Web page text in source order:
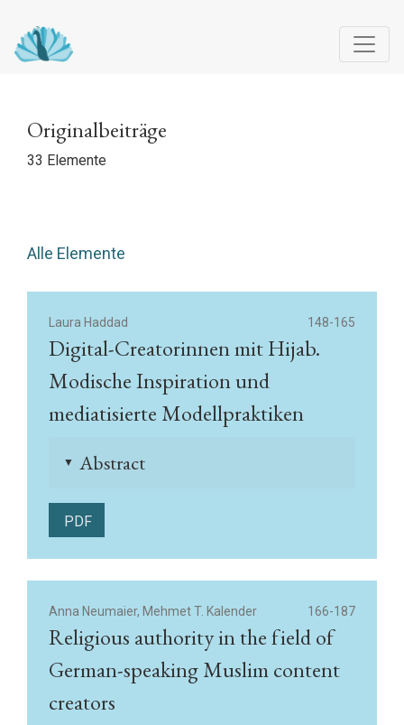
Originalbeiträge
Originalbeiträge
33 Elemente
Alle Elemente
Laura Haddad 148-165
Digital-Creatorinnen mit Hijab.
Modische Inspiration und
mediatisierte Modellpraktiken
▲ Abstract
PDF
Anna Neumaier, Mehmet T. Kalender 166-187
Religious authority in the field of
German-speaking Muslim content
creators